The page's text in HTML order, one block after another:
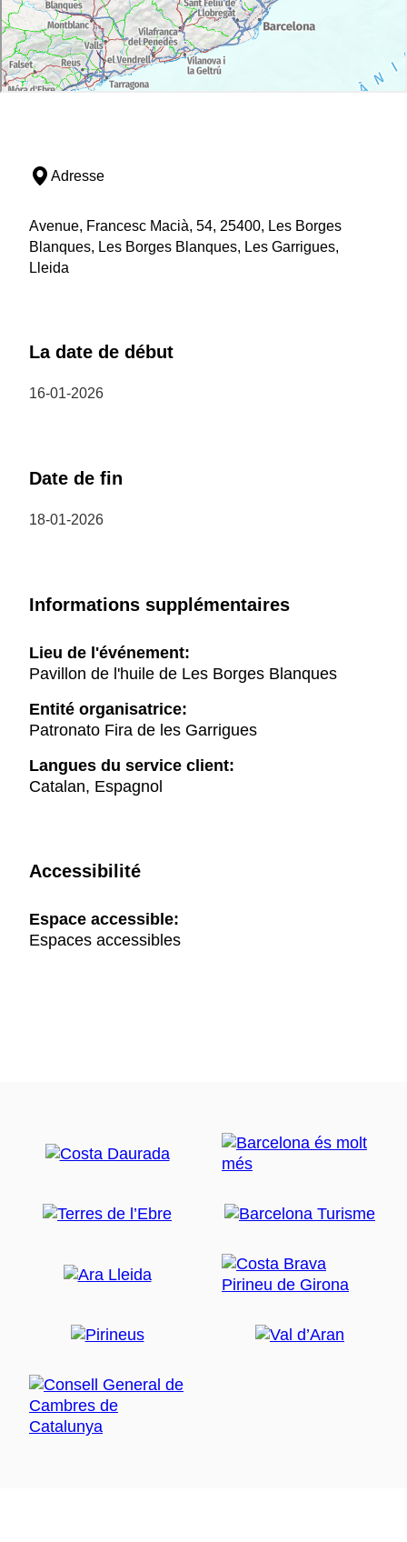
Adresse
Avenue, Francesc Macià, 54, 25400, Les Borges
Blanques, Les Borges Blanques, Les Garrigues,
Lleida
La date de début
16-01-2026
Date de fin
18-01-2026
Informations supplémentaires
Lieu de l'événement:
Pavillon de l'huile de Les Borges Blanques
Entité organisatrice:
Patronato Fira de les Garrigues
Langues du service client:
Catalan, Espagnol
Accessibilité
Espace accessible:
Espaces accessibles